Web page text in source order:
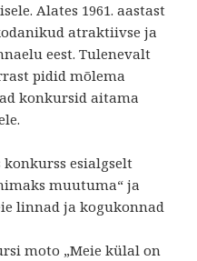
Alates 1961. aastast
atraktiivse ja
eest. Tulenevalt
pidid mõlema
konkursid aitama
esialgselt
muutuma“ ja
linnad ja kogukonnad
moto „Meie külal on